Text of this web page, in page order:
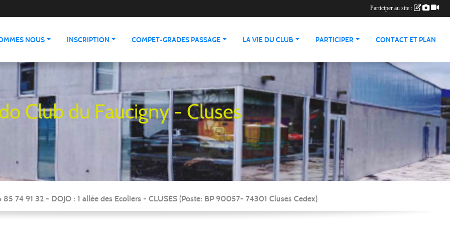
NOUS INSCRIPTION COMPET-GRADES PASSAGE LA VIE DU CLUB PARTICIPER CONTACT ET PLAN
Club du Faucigny - Cluses
74 91 32 - DOJO : 1 allée des Ecoliers - CLUSES (Poste: BP 90057- 74301 Cluses Cedex)
Participer au site :